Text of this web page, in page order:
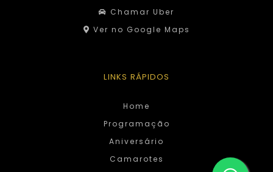
Chamar Uber
Ver no Google Maps
LINKS RÁPIDOS
Home
Programação
Aniversário
Camarotes